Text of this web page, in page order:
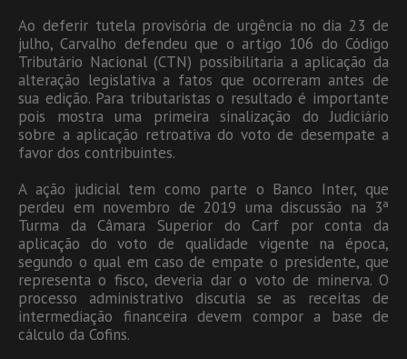
Ao deferir tutela provisória de urgência no dia 23 de
julho, Carvalho defendeu que o artigo 106 do Código
Tributário Nacional (CTN) possibilitaria a aplicação da
alteração legislativa a fatos que ocorreram antes de
sua edição. Para tributaristas o resultado é importante
pois mostra uma primeira sinalização do Judiciário
sobre a aplicação retroativa do voto de desempate a
favor dos contribuintes.
A ação judicial tem como parte o Banco Inter, que
perdeu em novembro de 2019 uma discussão na 3ª
Turma da Câmara Superior do Carf por conta da
aplicação do voto de qualidade vigente na época,
segundo o qual em caso de empate o presidente, que
representa o fisco, deveria dar o voto de minerva. O
processo administrativo discutia se as receitas de
intermediação financeira devem compor a base de
cálculo da Cofins.